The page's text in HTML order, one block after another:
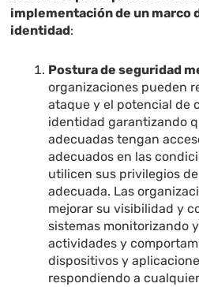
implementación de un marco
identidad:
Postura de seguridad
organizaciones pueden
ataque y el potencial de
identidad garantizando
adecuadas tengan
adecuados en las
utilicen sus privilegios
adecuada. Las
mejorar su visibilidad y
sistemas monitorizando
actividades y
dispositivos y
respondiendo a